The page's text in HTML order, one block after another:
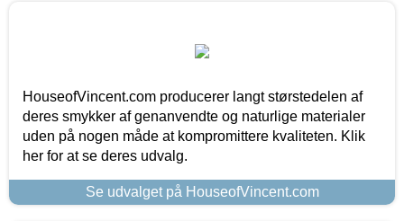
HouseofVincent.com producerer langt størstedelen af
deres smykker af genanvendte og naturlige materialer
uden på nogen måde at kompromittere kvaliteten. Klik
her for at se deres udvalg.
Se udvalget på HouseofVincent.com